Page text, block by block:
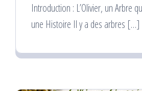
Introduction : L’Olivier, un Arbre
une Histoire Il y a des arbres […]